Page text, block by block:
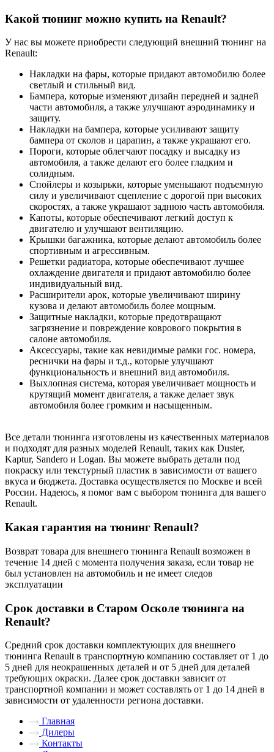
Какой тюнинг можно купить на Renault?
У нас вы можете приобрести следующий внешний тюнинг на
Renault:
Накладки на фары, которые придают автомобилю более
светлый и стильный вид.
Бампера, которые изменяют дизайн передней и задней
части автомобиля, а также улучшают аэродинамику и
защиту.
Накладки на бампера, которые усиливают защиту
бампера от сколов и царапин, а также украшают его.
Пороги, которые облегчают посадку и высадку из
автомобиля, а также делают его более гладким и
солидным.
Спойлеры и козырьки, которые уменьшают подъемную
силу и увеличивают сцепление с дорогой при высоких
скоростях, а также украшают заднюю часть автомобиля.
Капоты, которые обеспечивают легкий доступ к
двигателю и улучшают вентиляцию.
Крышки багажника, которые делают автомобиль более
спортивным и агрессивным.
Решетки радиатора, которые обеспечивают лучшее
охлаждение двигателя и придают автомобилю более
индивидуальный вид.
Расширители арок, которые увеличивают ширину
кузова и делают автомобиль более мощным.
Защитные накладки, которые предотвращают
загрязнение и повреждение коврового покрытия в
салоне автомобиля.
Аксессуары, такие как невидимые рамки гос. номера,
реснички на фары и т.д., которые улучшают
функциональность и внешний вид автомобиля.
Выхлопная система, которая увеличивает мощность и
крутящий момент двигателя, а также делает звук
автомобиля более громким и насыщенным.
Все детали тюнинга изготовлены из качественных материалов
и подходят для разных моделей Renault, таких как Duster,
Kaptur, Sandero и Logan. Вы можете выбрать детали под
покраску или текстурный пластик в зависимости от вашего
вкуса и бюджета. Доставка осуществляется по Москве и всей
России. Надеюсь, я помог вам с выбором тюнинга для вашего
Renault.
Какая гарантия на тюнинг Renault?
Возврат товара для внешнего тюнинга Renault возможен в
течение 14 дней с момента получения заказа, если товар не
был установлен на автомобиль и не имеет следов
эксплуатации
Cрок доставки в Старом Осколе тюнинга на
Renault?
Средний срок доставки комплектующих для внешнего
тюнинга Renault в транспортную компанию составляет от 1 до
5 дней для неокрашенных деталей и от 5 дней для деталей
требующих окраски. Далее срок доставки зависит от
транспортной компании и может составлять от 1 до 14 дней в
зависимости от удаленности региона доставки.
Главная
Дилеры
Контакты